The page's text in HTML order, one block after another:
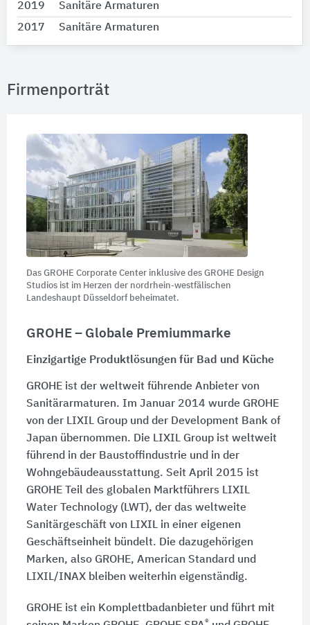
2019
Sanitäre Armaturen
2017
Sanitäre Armaturen
Firmenporträt
Das GROHE Corporate Center inklusive des GROHE Design
Studios ist im Herzen der nordrhein-westfälischen
Landeshaupt Düsseldorf beheimatet.
GROHE – Globale Premiummarke
Einzigartige Produktlösungen für Bad und Küche
GROHE ist der weltweit führende Anbieter von
Sanitärarmaturen. Im Januar 2014 wurde GROHE
von der LIXIL Group und der Development Bank of
Japan übernommen. Die LIXIL Group ist weltweit
führend in der Baustoffindustrie und in der
Wohngebäudeausstattung. Seit April 2015 ist
GROHE Teil des globalen Marktführers LIXIL
Water Technology (LWT), der das weltweite
Sanitärgeschäft von LIXIL in einer eigenen
Geschäftseinheit bündelt. Die dazugehörigen
Marken, also GROHE, American Standard und
LIXIL/INAX bleiben weiterhin eigenständig.
GROHE ist ein Komplettbadanbieter und führt mit
®